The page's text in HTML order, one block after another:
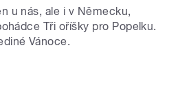
u nás, ale i v Německu,
Tři oříšky pro Popelku.
Vánoce.